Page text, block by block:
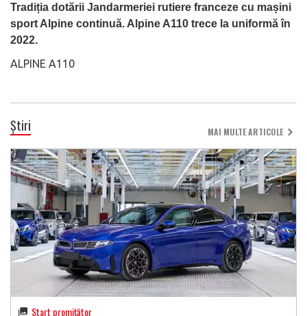
Tradiția dotării Jandarmeriei rutiere franceze cu mașini
sport Alpine continuă. Alpine A110 trece la uniformă în
2022.
ALPINE A110
Știri MAI MULTE ARTICOLE
Start promițător